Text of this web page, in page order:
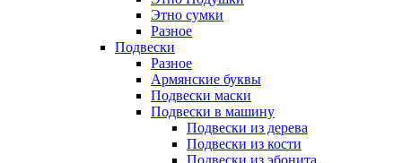
Этно сумки
Разное
Подвески
Разное
Армянские буквы
Подвески маски
Подвески в машину
Подвески из дерева
Подвески из кости
Подвески из эбонита